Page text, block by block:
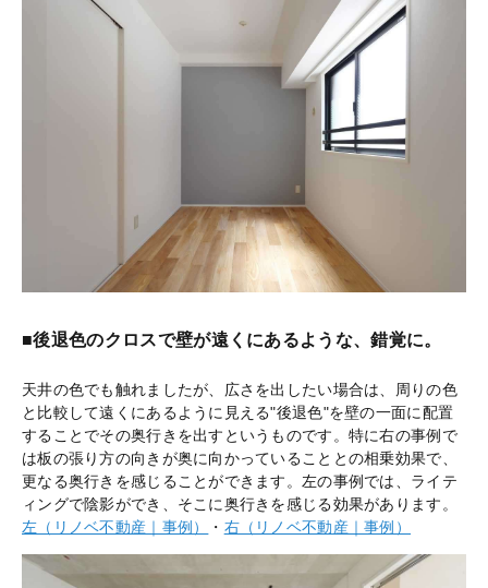
■後退色のクロスで壁が遠くにあるような、錯覚に。
天井の色でも触れましたが、広さを出したい場合は、周りの色
と比較して遠くにあるように見える"後退色"を壁の一面に配置
することでその奥行きを出すというものです。特に右の事例で
は板の張り方の向きが奥に向かっていることとの相乗効果で、
更なる奥行きを感じることができます。左の事例では、ライテ
ィングで陰影ができ、そこに奥行きを感じる効果があります。
左（リノベ不動産｜事例）
・ 右（リノベ不動産｜事例）